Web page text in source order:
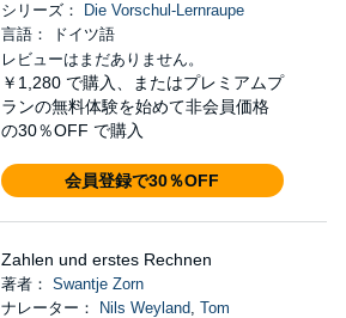
シリーズ：
Die Vorschul-Lernraupe
言語： ドイツ語
レビューはまだありません。
￥1,280 で購入、またはプレミアムプ
ランの無料体験を始めて非会員価格
の30％OFF で購入
会員登録で30％OFF
Zahlen und erstes Rechnen
著者： Swantje Zorn
ナレーター：
Nils Weyland, Tom